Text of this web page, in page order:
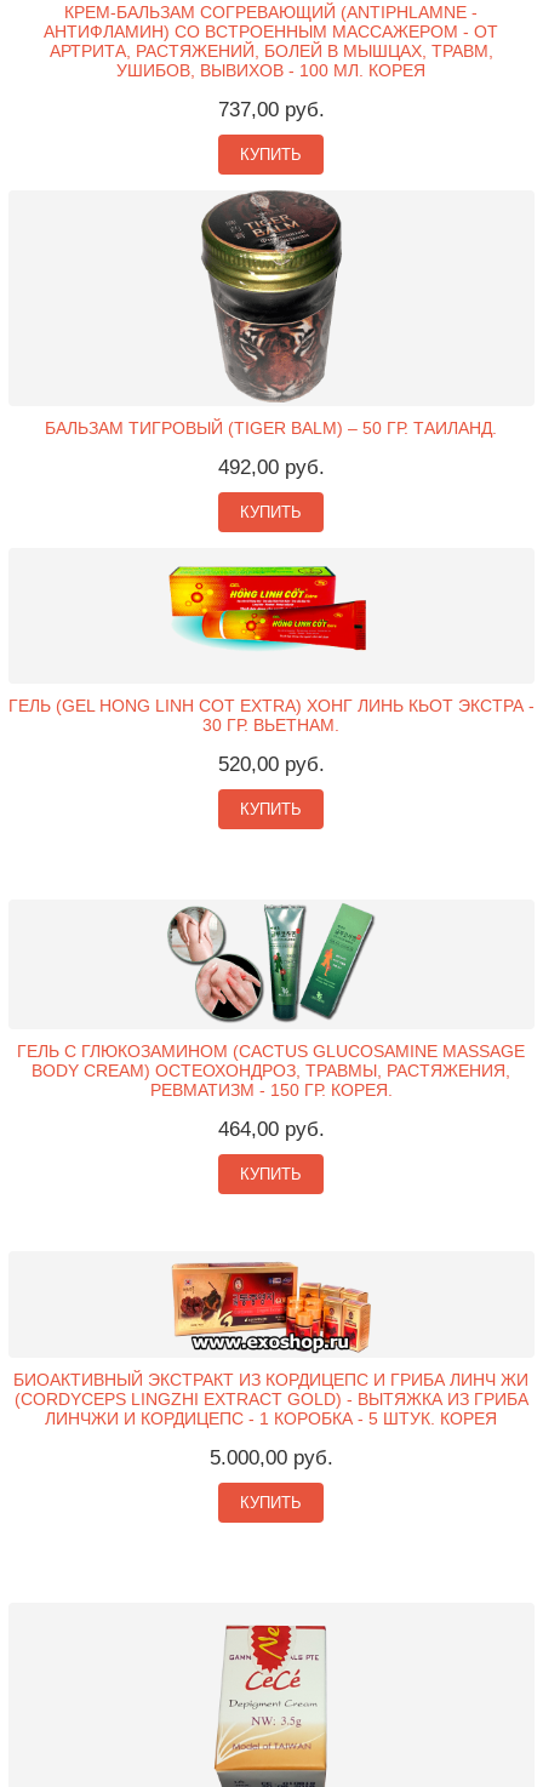
КРЕМ-БАЛЬЗАМ СОГРЕВАЮЩИЙ (ANTIPHLAMNE -
АНТИФЛАМИН) СО ВСТРОЕННЫМ МАССАЖЕРОМ - ОТ
АРТРИТА, РАСТЯЖЕНИЙ, БОЛЕЙ В МЫШЦАХ, ТРАВМ,
УШИБОВ, ВЫВИХОВ - 100 МЛ. КОРЕЯ
737,00 руб.
КУПИТЬ
БАЛЬЗАМ ТИГРОВЫЙ (TIGER BALM) – 50 ГР. ТАИЛАНД.
492,00 руб.
КУПИТЬ
ГЕЛЬ (GEL HONG LINH COT EXTRA) ХОНГ ЛИНЬ КЬОТ ЭКСТРА -
30 ГР. ВЬЕТНАМ.
520,00 руб.
КУПИТЬ
ГЕЛЬ С ГЛЮКОЗАМИНОМ (CACTUS GLUCOSAMINE MASSAGE
BODY CREAM) ОСТЕОХОНДРОЗ, ТРАВМЫ, РАСТЯЖЕНИЯ,
РЕВМАТИЗМ - 150 ГР. КОРЕЯ.
464,00 руб.
КУПИТЬ
БИОАКТИВНЫЙ ЭКСТРАКТ ИЗ КОРДИЦЕПС И ГРИБА ЛИНЧ ЖИ
(CORDYCEPS LINGZHI EXTRACT GOLD) - ВЫТЯЖКА ИЗ ГРИБА
ЛИНЧЖИ И КОРДИЦЕПС - 1 КОРОБКА - 5 ШТУК. КОРЕЯ
5.000,00 руб.
КУПИТЬ